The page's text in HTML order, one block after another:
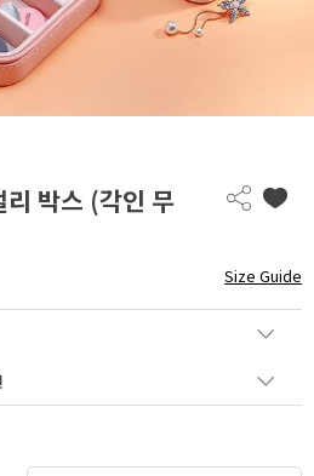
박스 (각인 무
Size Guide